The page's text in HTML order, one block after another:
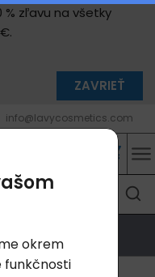
% zľavu na všetky
ZAVRIEŤ
info@lavycosmetics.com
vlastnosťami
okrem
funkčnosti